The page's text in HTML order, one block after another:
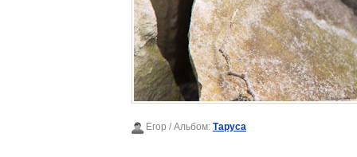
Егор / Альбом: Таруса